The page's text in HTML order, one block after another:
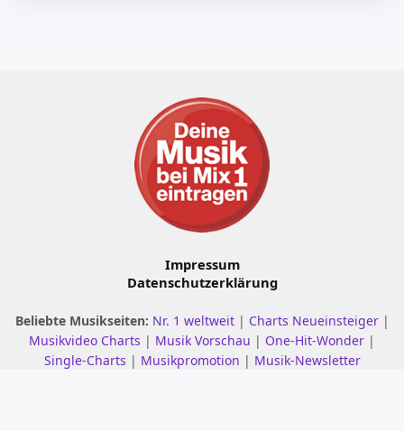
Impressum
Datenschutzerklärung
Beliebte Musikseiten: Nr. 1 weltweit | Charts Neueinsteiger |
Musikvideo Charts | Musik Vorschau | One-Hit-Wonder |
Single-Charts | Musikpromotion | Musik-Newsletter